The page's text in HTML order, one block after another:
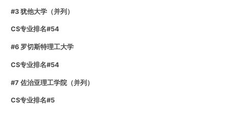
#3 犹他大学（并列）
CS专业排名#54
#6 罗切斯特理工大学
CS专业排名#54
#7 佐治亚理工学院（并列）
CS专业排名#5